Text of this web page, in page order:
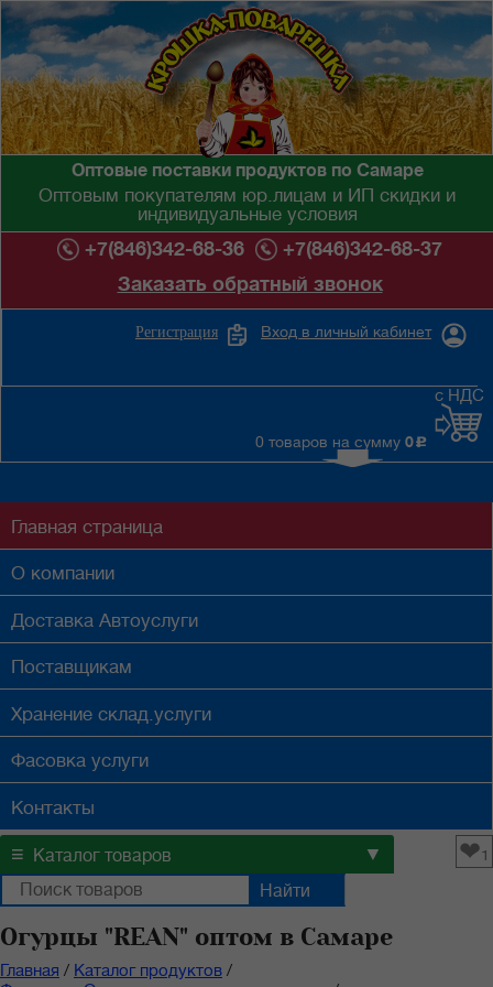
Оптовые поставки продуктов по Самаре
Оптовым покупателям юр.лицам и ИП скидки и
индивидуальные условия
+7(846)342-68-36
+7(846)342-68-37
Заказать обратный звонок
Вход в личный кабинет
Регистрация
0 товаров на сумму 0 c
с НДС
Главная страница
О компании
Доставка Автоуслуги
Поставщикам
Хранение склад.услуги
Фасовка услуги
Контакты
≡ Каталог товаров ▼ ❤1
Огурцы "REAN" оптом в Самаре
Главная / Каталог продуктов /